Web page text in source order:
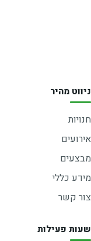
ניווט מהיר
חנויות
אירועים
מבצעים
מידע כללי
צור קשר
שעות פעילות